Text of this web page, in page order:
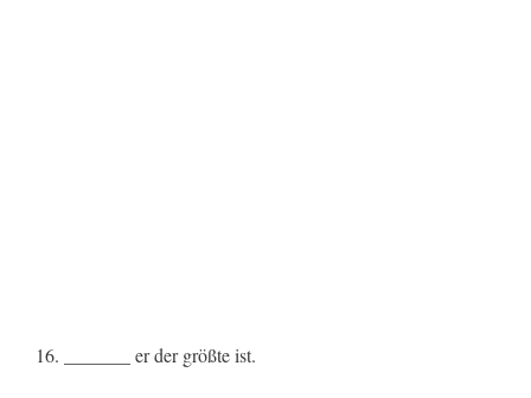
16. _______ er der größte ist.